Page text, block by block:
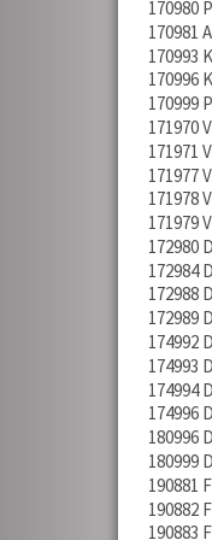
170980
170981
170993
170996
170999
171970
171971
171977
171978
171979
172980
172984
172988
172989
174992
174993
174994
174996
180996
180999
190881
190882
190883